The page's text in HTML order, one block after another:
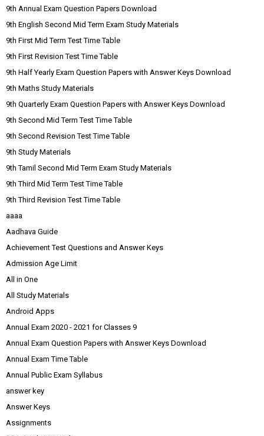
9th Annual Exam Question Papers Download
9th English Second Mid Term Exam Study Materials
9th First Mid Term Test Time Table
9th First Revision Test Time Table
9th Half Yearly Exam Question Papers with Answer Keys Download
9th Maths Study Materials
9th Quarterly Exam Question Papers with Answer Keys Download
9th Second Mid Term Test Time Table
9th Second Revision Test Time Table
9th Study Materials
9th Tamil Second Mid Term Exam Study Materials
9th Third Mid Term Test Time Table
9th Third Revision Test Time Table
aaaa
Aadhava Guide
Achievement Test Questions and Answer Keys
Admission Age Limit
All in One
All Study Materials
Android Apps
Annual Exam 2020 - 2021 for Classes 9
Annual Exam Question Papers with Answer Keys Download
Annual Exam Time Table
Annual Public Exam Syllabus
answer key
Answer Keys
Assignments